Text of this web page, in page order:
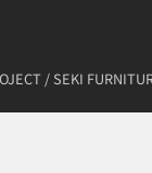
/ SEKI